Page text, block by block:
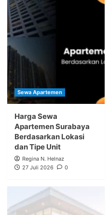
Sewa Apartemen
Harga Sewa
Apartemen Surabaya
Berdasarkan Lokasi
dan Tipe Unit
Regina N. Helnaz
27 Juli 2026
0